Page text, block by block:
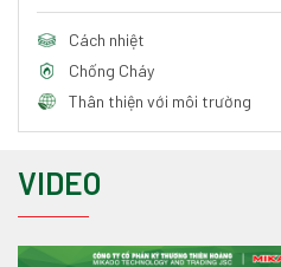
Cách nhiệt
Chống Cháy
Thân thiện với môi trường
VIDEO